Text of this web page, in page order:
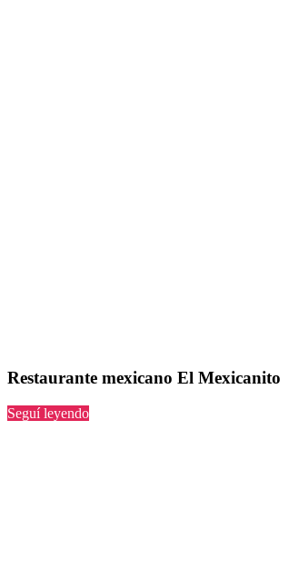
Restaurante mexicano El Mexicanito
Seguí leyendo“El